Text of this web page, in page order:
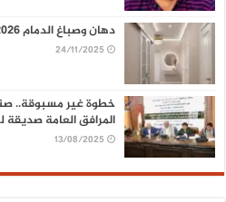
دهان وصباغ الدمام 2026 – خبراء ديكورات وأصباغ الشرقية
24/11/2025
خطوة غير مسبوقة..
المرافق العامة صديقة
13/08/2025